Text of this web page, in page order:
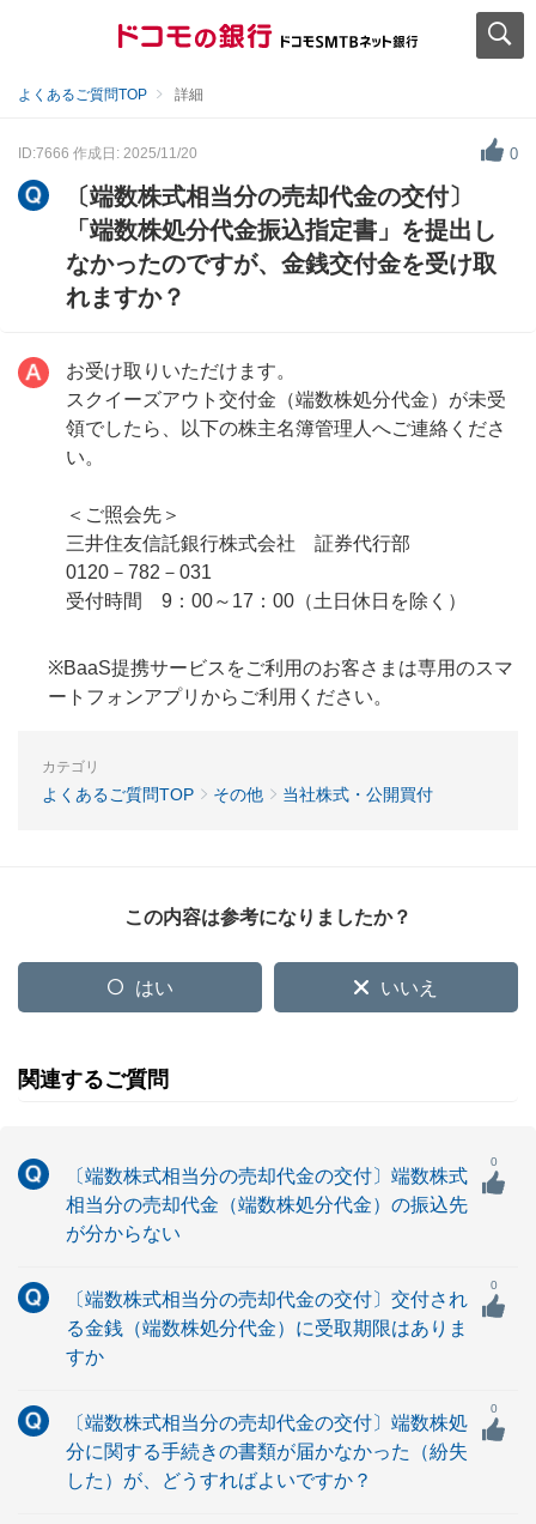
よくあるご質問TOP 詳細
ID:7666 作成日: 2025/11/20 0
〔端数株式相当分の売却代金の交付〕
「端数株処分代金振込指定書」を提出し
なかったのですが、金銭交付金を受け取
れますか？
お受け取りいただけます。
スクイーズアウト交付金（端数株処分代金）が未受
領でしたら、以下の株主名簿管理人へご連絡くださ
い。
＜ご照会先＞
三井住友信託銀行株式会社 証券代行部
0120－782－031
受付時間 9：00～17：00（土日休日を除く）
※BaaS提携サービスをご利用のお客さまは専用のスマ
ートフォンアプリからご利用ください。
カテゴリ
よくあるご質問TOP その他 当社株式・公開買付
この内容は参考になりましたか？
はい いいえ
関連するご質問
〔端数株式相当分の売却代金の交付〕端数株式
相当分の売却代金（端数株処分代金）の振込先
が分からない
0
〔端数株式相当分の売却代金の交付〕交付され
る金銭（端数株処分代金）に受取期限はありま
すか
0
〔端数株式相当分の売却代金の交付〕端数株処
分に関する手続きの書類が届かなかった（紛失
した）が、どうすればよいですか？
0